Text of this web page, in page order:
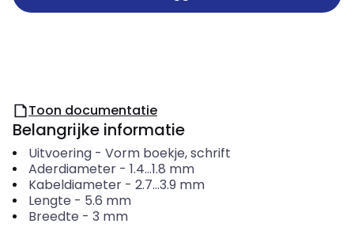
Toon documentatie
Belangrijke informatie
Uitvoering- Vorm boekje, schrift
Aderdiameter- 1.4...1.8 mm
Kabeldiameter- 2.7...3.9 mm
Lengte - 5.6 mm
Breedte - 3 mm